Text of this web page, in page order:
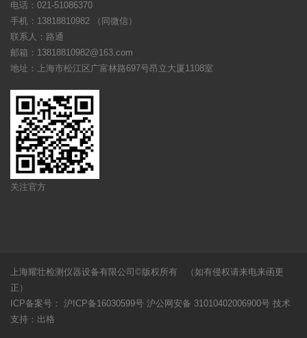
电话：021-51086370
手机：13818810982 （同微信）
联系人：路通
邮箱：13818810982@163.com
地址：上海市松江区广富林路697号昂立大厦1108室
关注官方
上海耀壮检测仪器设备有限公司©版权所有 （如有侵权请来电来函更
正）
ICP备案号：
沪ICP备16030599号 沪公网安备 31010402006900号 技术
支持： 出格